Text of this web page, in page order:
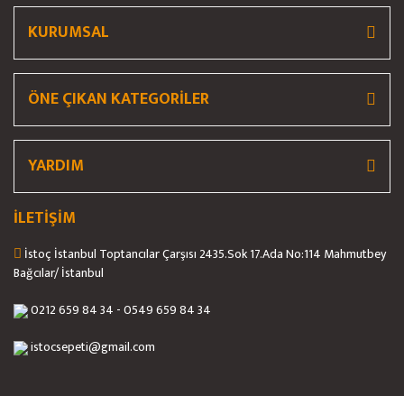
KURUMSAL
ÖNE ÇIKAN KATEGORİLER
YARDIM
İLETİŞİM
İstoç İstanbul Toptancılar Çarşısı 2435.Sok 17.Ada No:114 Mahmutbey
Bağcılar/ İstanbul
0212 659 84 34 - 0549 659 84 34
istocsepeti@gmail.com